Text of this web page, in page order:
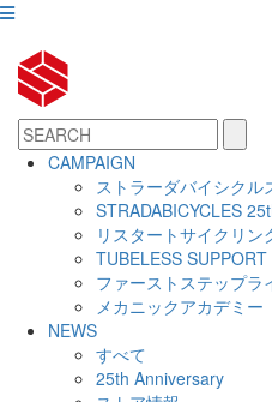
CAMPAIGN
ストラーダバイシクル
STRADABICYCLES
リスタートサイクリン
TUBELESS
ファーストステップラ
メカニックアカデミー
NEWS
すべて
25th Anniversary